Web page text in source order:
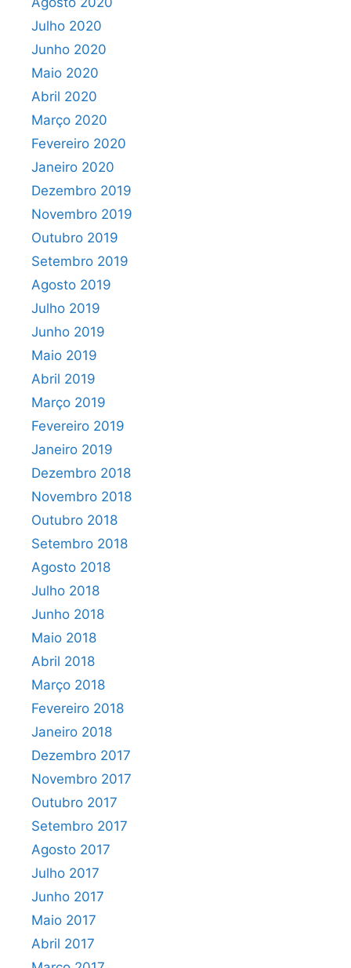
Julho 2020
Junho 2020
Maio 2020
Abril 2020
Março 2020
Fevereiro 2020
Janeiro 2020
Dezembro 2019
Novembro 2019
Outubro 2019
Setembro 2019
Agosto 2019
Julho 2019
Junho 2019
Maio 2019
Abril 2019
Março 2019
Fevereiro 2019
Janeiro 2019
Dezembro 2018
Novembro 2018
Outubro 2018
Setembro 2018
Agosto 2018
Julho 2018
Junho 2018
Maio 2018
Abril 2018
Março 2018
Fevereiro 2018
Janeiro 2018
Dezembro 2017
Novembro 2017
Outubro 2017
Setembro 2017
Agosto 2017
Julho 2017
Junho 2017
Maio 2017
Abril 2017